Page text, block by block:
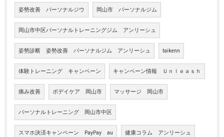
姿勢改善 パーソナルジウ 岡山市 パーソナルジム
岡山市中区パーソナルトレーニングジム アンリーシュ
姿勢診断 姿勢改善 パーソナルジム アンリーシュ taikenn
体験トレーニング キャンペーン キャンペーン情報 Ｕｎｌｅａｓｈ
痛み改善 ボデイケア 岡山市 マッサージ 岡山市
パーソナルトレーニング 岡山市中区
スマホ決済キャンペーン PayPay au 健康コラム アンリーシュ